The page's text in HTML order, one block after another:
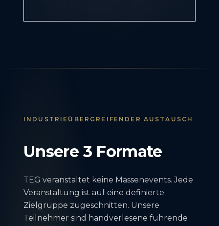
INDUSTRIEÜBERGREIFENDER AUSTAUSCH
Unsere 3 Formate
TEG veranstaltet keine Massenevents. Jede
Veranstaltung ist auf eine definierte
Zielgruppe zugeschnitten. Unsere
Teilnehmer sind handverlesene führende